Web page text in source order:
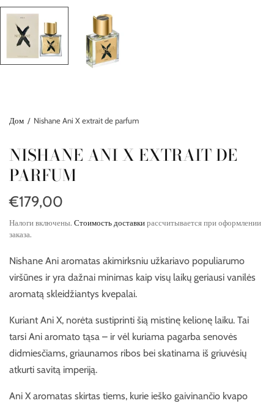
Дом / Nishane Ani X extrait de parfum
NISHANE ANI X EXTRAIT DE
PARFUM
€179,00
Налоги включены. Стоимость доставкирассчитывается при оформлении
заказа.
NishaneAni aromatas akimirksniu užkariavo populiarumo
viršūnes ir yra dažnai minimas kaip visų laikų geriausi vanilės
aromatą skleidžiantys kvepalai.
Kuriant Ani X, norėta sustiprinti šią mistinę kelionę laiku. Tai
tarsi Ani aromato tąsa – ir vėl kuriama pagarba senovės
didmiesčiams, griaunamos ribos bei skatinama iš griuvėsių
atkurti savitą imperiją.
Ani X aromatas skirtas tiems, kurie ieško gaivinančio kvapo